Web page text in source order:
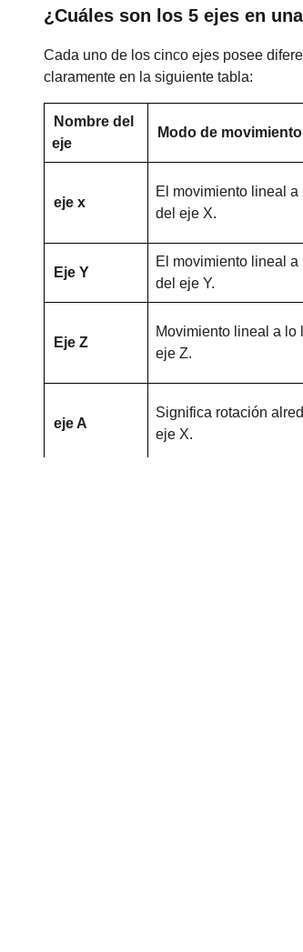
¿Cuáles son los 5 ejes en
Cada uno de los cinco ejes posee
claramente en la siguiente tabla:
Nombre del
eje
Modo de movimiento
eje x
El movimiento lineal a
del eje X.
Eje Y
El movimiento lineal a
del eje Y.
Eje Z
Movimiento lineal a lo
eje Z.
eje A
Significa rotación
eje X.